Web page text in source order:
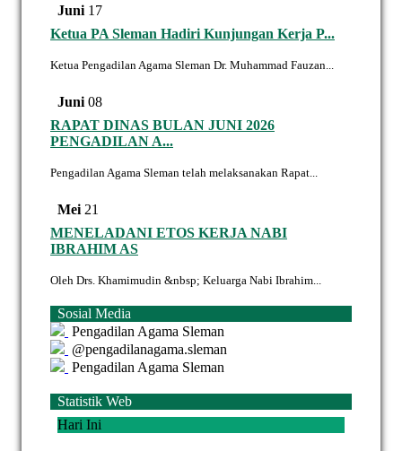
Juni 17
Ketua PA Sleman Hadiri Kunjungan Kerja P...
Ketua Pengadilan Agama Sleman Dr. Muhammad Fauzan...
Juni 08
RAPAT DINAS BULAN JUNI 2026
PENGADILAN A...
Pengadilan Agama Sleman telah melaksanakan Rapat...
Mei 21
MENELADANI ETOS KERJA NABI
IBRAHIM AS
Oleh Drs. Khamimudin &nbsp; Keluarga Nabi Ibrahim...
Sosial Media
Pengadilan Agama Sleman
@pengadilanagama.sleman
Pengadilan Agama Sleman
Statistik Web
Hari Ini